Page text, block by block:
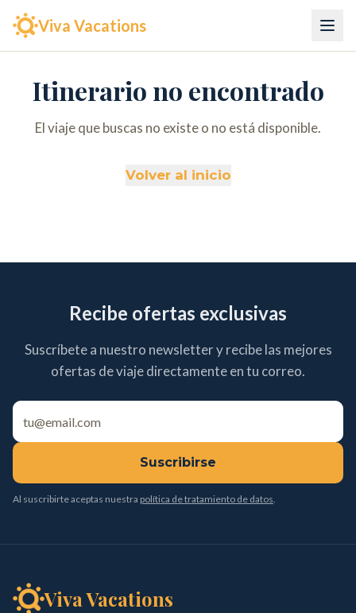
Viva Vacations
Itinerario no encontrado
El viaje que buscas no existe o no está disponible.
Volver al inicio
Recibe ofertas exclusivas
Suscríbete a nuestro newsletter y recibe las mejores
ofertas de viaje directamente en tu correo.
Suscribirse
Al suscribirte aceptas nuestra política de tratamiento de datos.
Viva Vacations